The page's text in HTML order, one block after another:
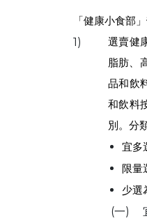
「健康小食部
1)
選賣健
脂肪、
品和飲
和飲料
別。分
宜多
限量
少選
(一)